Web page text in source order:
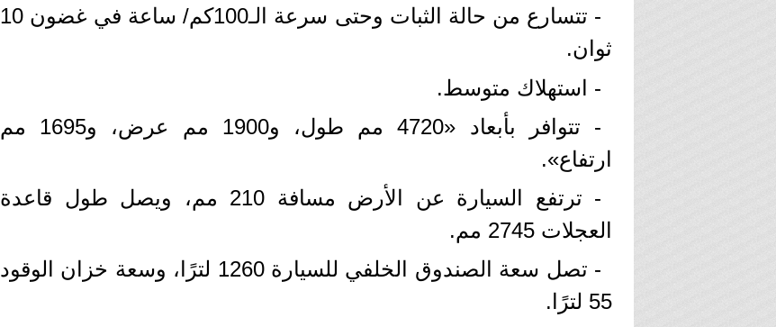
- تتسارع من حالة الثبات وحتى سرعة الـ100كم/ ساعة في غضون 10
ثوان.
- استهلاك متوسط.
- تتوافر بأبعاد «4720 مم طول، و1900 مم عرض، و1695 مم
ارتفاع».
- ترتفع السيارة عن الأرض مسافة 210 مم، ويصل طول قاعدة
العجلات 2745 مم.
- تصل سعة الصندوق الخلفي للسيارة 1260 لترًا، وسعة خزان الوقود
55 لترًا.